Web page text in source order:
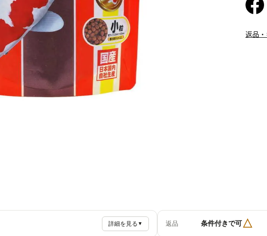
返品
詳細を見る ▼ 返品 条件付きで可△